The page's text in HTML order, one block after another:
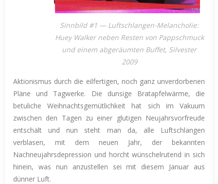
Sinnbild #1 — Luftschlangen-Melancholie:
Huey Walker neben Resten von Pappschmuck
und einem abgeräumten Buffet, Silvester
2009
Aktionismus durch die eilfertigen, noch ganz unverdorbenen
Pläne und Tagwerke. Die dunsige Bratapfelwärme, die
betuliche Weihnachtsgemütlichkeit hat sich im Vakuum
zwischen den Tagen zu einer glutigen Neujahrsvorfreude
entschält und nun steht man da, alle Luftschlangen
verblasen, mit dem neuen Jahr, der bekannten
Nachneujahrsdepression und horcht wünschelrutend in sich
hinein, was nun anzustellen sei mit diesem Januar aus
dünner Luft.